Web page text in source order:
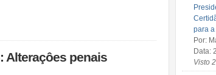
Alteraçôes penais
para a
Por:
Data:
Visto